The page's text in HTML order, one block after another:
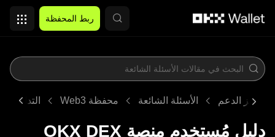
ربط المحفظة
مركز الدعم الأسئلة الشائعة محفظة Web3 التداوُل
دليل مُستخدِم منصة OKX DEX